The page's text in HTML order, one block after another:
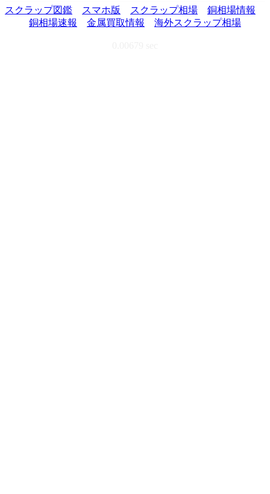
スクラップ図鑑 スマホ版 スクラップ相場
銅相場情報
銅相場速報
金属買取情報 海外スクラップ相場